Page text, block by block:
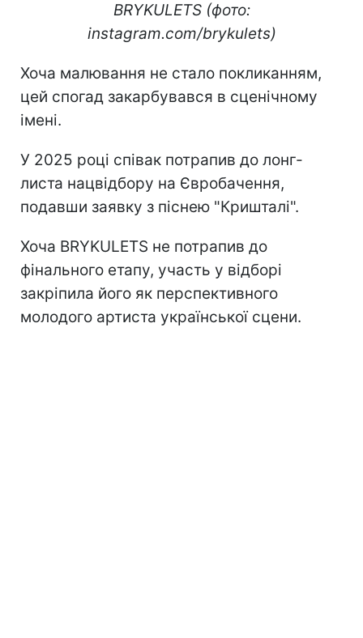
BRYKULETS (фото:
instagram.com/brykulets)
Хоча малювання не стало покликанням,
цей спогад закарбувався в сценічному
імені.
У 2025 році співак потрапив до лонг-
листа нацвідбору на Євробачення,
подавши заявку з піснею "Кришталі".
Хоча BRYKULETS не потрапив до
фінального етапу, участь у відборі
закріпила його як перспективного
молодого артиста української сцени.